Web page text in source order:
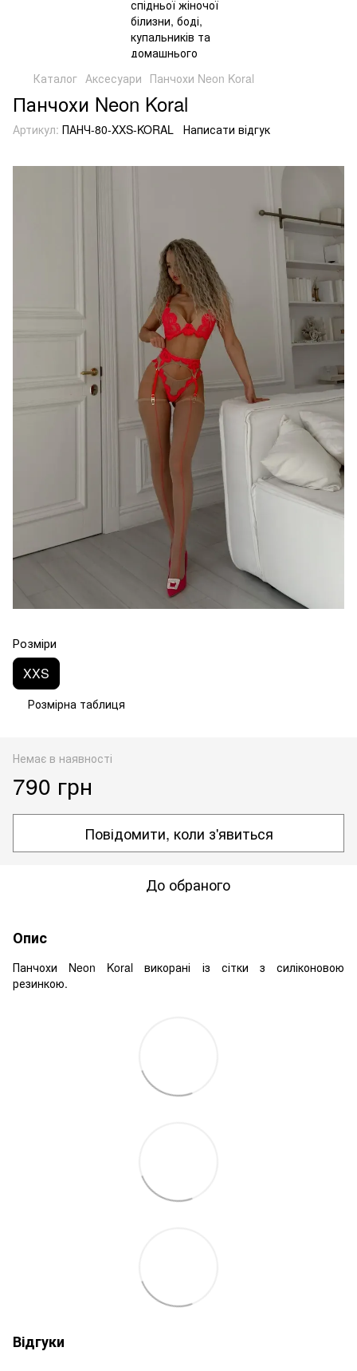
Каталог Аксесуари Панчохи Neon Koral
Панчохи Neon Koral
Артикул: ПАНЧ-80-XXS-KORAL Написати відгук
Розміри
XXS
Розмірна таблиця
Немає в наявності
790 грн
Повідомити, коли з'явиться
До обраного
Опис
Панчохи Neon Koral викорані із сітки з силіконовою
резинкою.
Відгуки